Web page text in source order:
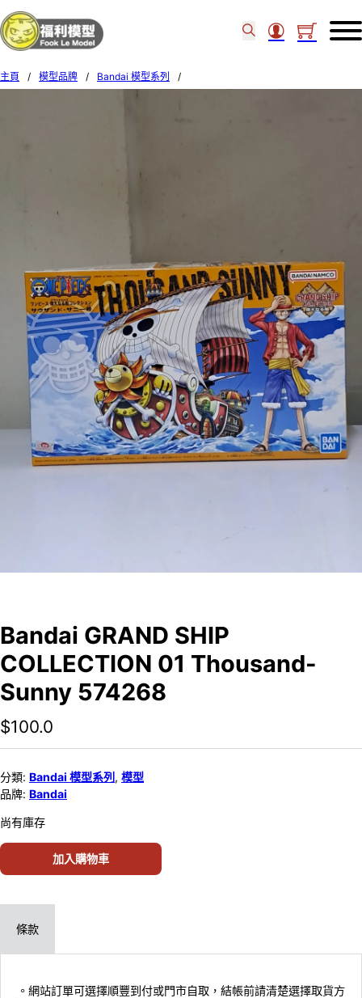
主頁 / 模型品牌 / Bandai 模型系列
/
Bandai GRAND SHIP
COLLECTION 01 Thousand-
Sunny 574268
$100.0
分類: Bandai 模型系列 , 模型
品牌: Bandai
尚有庫存
加入購物車
條款
。網站訂單可選擇順豐到付或門市自取，結帳前請清楚選擇取貨方